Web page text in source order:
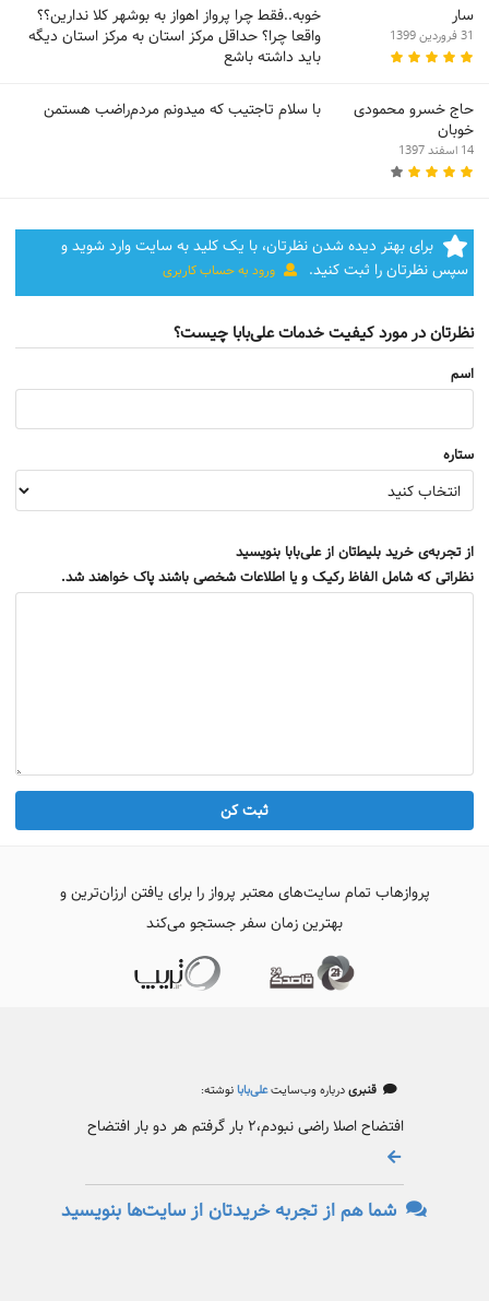
سار
31 فروردین 1399
خوبه..فقط چرا پرواز اهواز به بوشهر کلا ندارین؟؟
واقعا چرا؟ حداقل مرکز استان به مرکز استان دیگه
باید داشته باشع
حاج خسرو محمودی
خوبان
14 اسفند 1397
با سلام تاجتیب که میدونم مردم‌راضب هستمن
برای بهتر دیده شدن نظرتان، با یک کلید به سایت وارد شوید و
سپس نظرتان را ثبت کنید.
نظرتان در مورد کیفیت خدمات علی‌بابا چیست؟
اسم
ستاره
از تجربه‌ی خرید بلیط‌تان از علی‌بابا بنویسید
نظراتی که شامل الفاظ رکیک و یا اطلاعات شخصی باشند پاک خواهند شد.
پروازهاب تمام سایت‌های معتبر پرواز را برای یافتن ارزان‌ترین و
بهترین زمان سفر جستجو می‌کند
قنبریدرباره وب‌سایتعلی‌بابانوشته:
افتضاح اصلا راضی نبودم،۲ بار گرفتم هر دو بار افتضاح
شما هم از تجربه خریدتان از سایت‌ها بنویسید